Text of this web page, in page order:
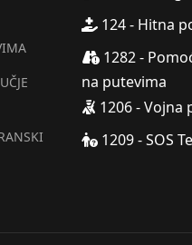
124 - Hitna
1282 -
na putevima
1206 - Vojna
1209 - SOS